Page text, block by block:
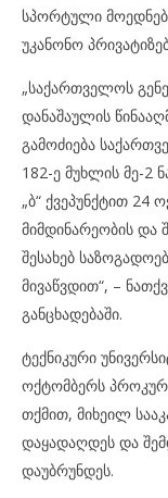
სპორტული
უკანონო
„საქართველოს
დანაშაულის
გამოძიება
182-ე მუხლის მე-2
„ბ“ ქვეპუნქტით 24
მიმდინარეობის და
შესახებ
მივაწვდით“, –
განცხადებაში.
ტექნიკური
ოქტომბერს
თქმით, მიხეილ
დაყადაღდეს და
დაუბრუნდეს.